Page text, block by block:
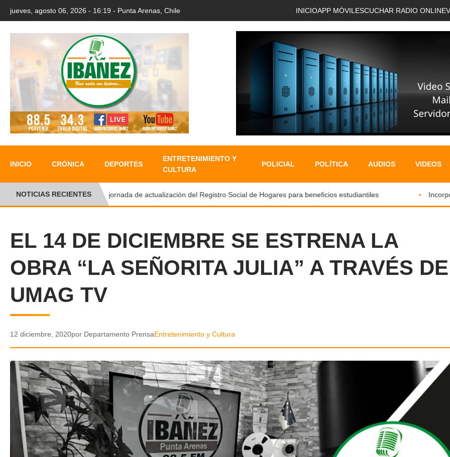
jueves, agosto 06, 2026 - 16:19 - Punta Arenas, Chile INICIOAPP MÓVIL ESCUCHAR RADIO ONLINE
INICIO CRÓNICA DEPORTES
ENTRETENIMIENTO Y
CULTURA
POLICIAL POLÍTICA AUDIOS VIDEOS
NOTICIAS RECIENTES
UMAG realizará jornada de actualización del Registro Social de Hogares para beneficios estudiantiles
EL 14 DE DICIEMBRE SE ESTRENA LA
OBRA “LA SEÑORITA JULIA” A TRAVÉS DE
UMAG TV
12 diciembre, 2020por Departamento PrensaEntretenimiento y Cultura